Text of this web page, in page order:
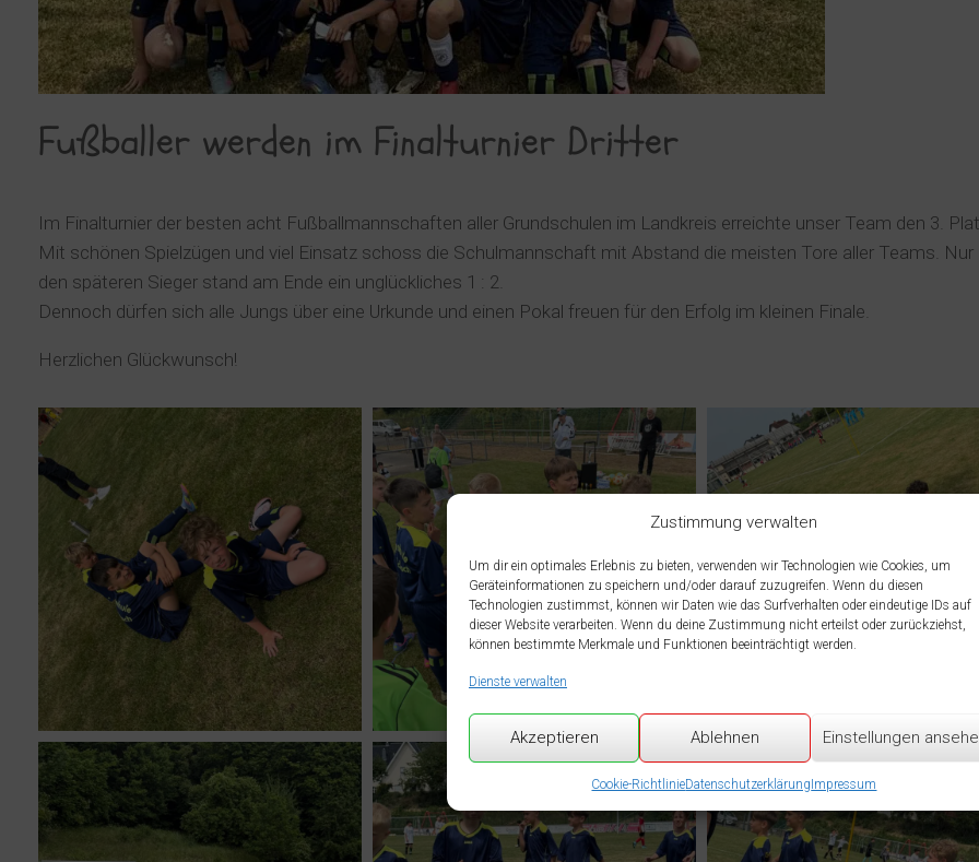
Zustimmung verwalten
Um dir ein optimales Erlebnis zu bieten, verwenden wir Technologien wie Cookies, um
Geräteinformationen zu speichern und/oder darauf zuzugreifen. Wenn du diesen
Technologien zustimmst, können wir Daten wie das Surfverhalten oder eindeutige IDs auf
dieser Website verarbeiten. Wenn du deine Zustimmung nicht erteilst oder zurückziehst,
können bestimmte Merkmale und Funktionen beeinträchtigt werden.
Dienste verwalten
Akzeptieren Ablehnen Einstellungen
Cookie-RichtlinieDatenschutzerklärungImpressum
Fußballer werden im Finalturnier Dritter
Im Finalturnier der besten acht Fußballmannschaften aller Grundschulen im Landkreis erreichte unser Team den 3.
Mit schönen Spielzügen und viel Einsatz schoss die Schulmannschaft mit Abstand die meisten Tore aller Teams. Nur
den späteren Sieger stand am Ende ein unglückliches 1 : 2.
Dennoch dürfen sich alle Jungs über eine Urkunde und einen Pokal freuen für den Erfolg im kleinen Finale.
Herzlichen Glückwunsch!